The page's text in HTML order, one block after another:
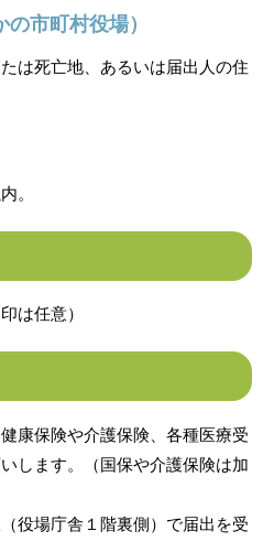
市町村役場）
は死亡地、あるいは届出人の住
。
は任意）
康保険や介護保険、各種医療受
します。（国保や介護保険は加
役場庁舎１階裏側）で届出を受